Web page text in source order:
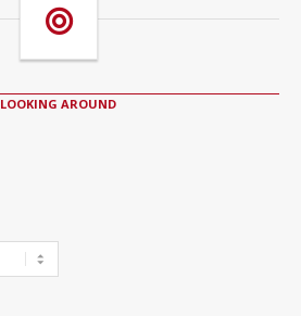
LOOKING AROUND